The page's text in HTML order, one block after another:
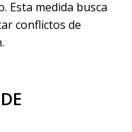
Esta medida busca
conflictos de